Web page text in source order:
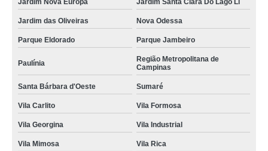
Jardim Nova Europa Jardim Santa Clara Do Lago Ll
Jardim das Oliveiras Nova Odessa
Parque Eldorado Parque Jambeiro
Paulínia
Região Metropolitana de
Campinas
Santa Bárbara d'Oeste Sumaré
Vila Carlito Vila Formosa
Vila Georgina Vila Industrial
Vila Mimosa Vila Rica